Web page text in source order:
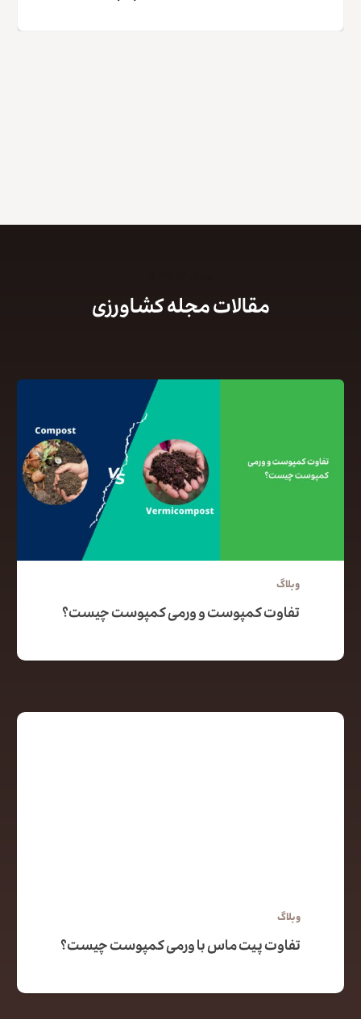
مقالات مجله کشاورزی
وبلاگ
تفاوت کمپوست و ورمی کمپوست چیست؟
وبلاگ
تفاوت پیت ماس با ورمی کمپوست چیست؟